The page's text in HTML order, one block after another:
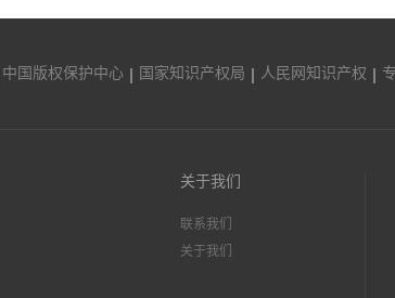
中国版权保护中心 国家知识产权局 人民网知识产权
关于我们
联系我们
关于我们